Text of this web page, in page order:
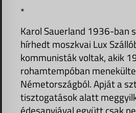
*
Karol Sauerland 1936-ban
hírhedt moszkvai Lux
kommunisták voltak, akik
rohamtempóban
Németországból. Apját a
tisztogatások alatt